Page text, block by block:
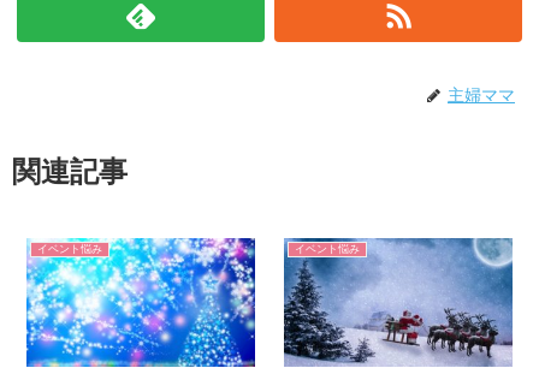
主婦ママ
関連記事
イベント悩み イベント悩み